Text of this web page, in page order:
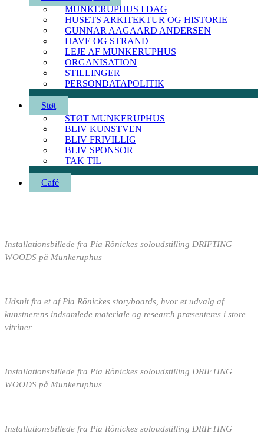
MUNKERUPHUS I DAG
HUSETS ARKITEKTUR OG HISTORIE
GUNNAR AAGAARD ANDERSEN
HAVE OG STRAND
LEJE AF MUNKERUPHUS
ORGANISATION
STILLINGER
PERSONDATAPOLITIK
Støt
STØT MUNKERUPHUS
BLIV KUNSTVEN
BLIV FRIVILLIG
BLIV SPONSOR
TAK TIL
Café
Installationsbillede fra Pia Rönickes soloudstilling DRIFTING
WOODS på Munkeruphus
Udsnit fra et af Pia Rönickes storyboards, hvor et udvalg af
kunstnerens indsamlede materiale og research præsenteres i store
vitriner
Installationsbillede fra Pia Rönickes soloudstilling DRIFTING
WOODS på Munkeruphus
Installationsbillede fra Pia Rönickes soloudstilling DRIFTING